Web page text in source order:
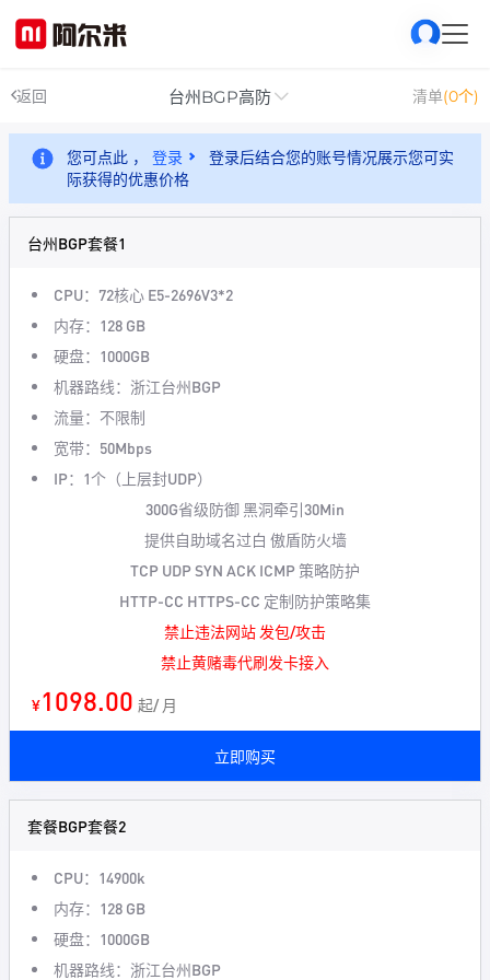
返回 台州BGP高防 清单(0个)
您可点此 ， 登录
登录后结合您的账号情况展示您可实
际获得的优惠价格
台州BGP套餐1
CPU：72核心 E5-2696V3*2
内存：128 GB
硬盘：1000GB
机器路线：浙江台州BGP
流量：不限制
宽带：50Mbps
IP：1个（上层封UDP）
300G省级防御 黑洞牵引30Min
提供自助域名过白 傲盾防火墙
TCP UDP SYN ACK ICMP 策略防护
HTTP-CC HTTPS-CC 定制防护策略集
禁止违法网站 发包/攻击
禁止黄赌毒代刷发卡接入
¥1098.00 起/ 月
立即购买
套餐BGP套餐2
CPU：14900k
内存：128 GB
硬盘：1000GB
机器路线：浙江台州BGP